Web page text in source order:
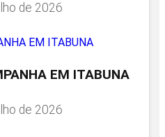
de 2026
EM ITABUNA
de 2026